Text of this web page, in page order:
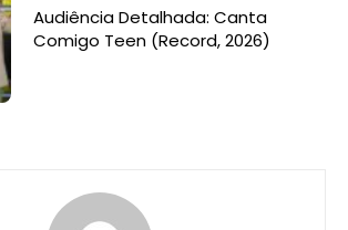
Audiência Detalhada: Canta
Comigo Teen (Record, 2026)